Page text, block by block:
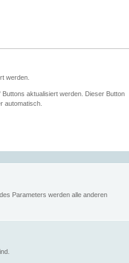
werden.
aktualisiert werden. Dieser Button
automatisch.
Parameters werden alle anderen